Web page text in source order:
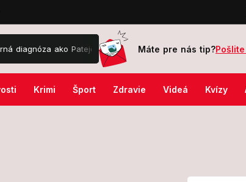
ako Patejdla! Zúfalý boj o život Slováka († 76) v
Máte pre nás tip?
Krimi Šport Zdravie Videá Kvízy